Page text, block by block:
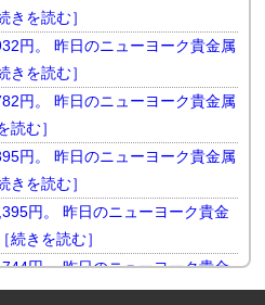
きを読む］
円。 昨日のニューヨーク貴金属
きを読む］
円。 昨日のニューヨーク貴金属
読む］
円。 昨日のニューヨーク貴金属
きを読む］
円。 昨日のニューヨーク貴金
続きを読む］
円。 昨日のニューヨーク貴金
続きを読む］